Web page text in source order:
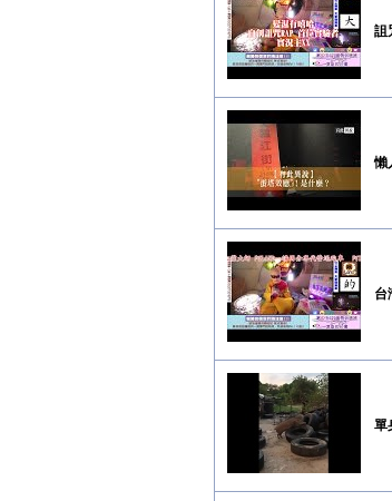
詛
懶
台
單